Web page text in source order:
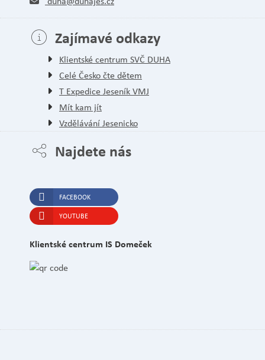
Zajímavé odkazy
Klientské centrum SVČ DUHA
Celé Česko čte dětem
T Expedice Jeseník VMJ
Mít kam jít
Vzdělávání Jesenicko
Najdete nás
FACEBOOK
YOUTUBE
Klientské centrum IS Domeček